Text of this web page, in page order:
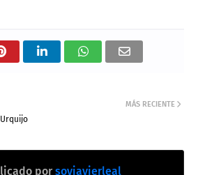
MÁS RECIENTE
por soyjavierleal